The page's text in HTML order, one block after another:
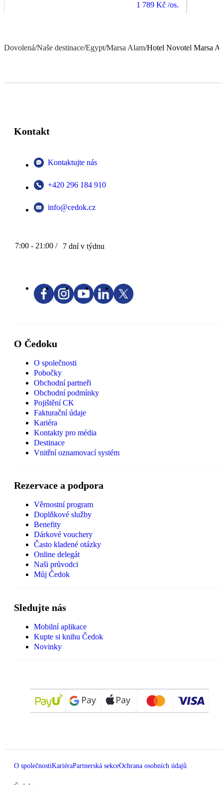
1 789 Kč /os.
Dovolená/Naše destinace/Egypt/Marsa Alam/Hotel Novotel Marsa
Kontakt
Kontaktujte nás
+420 296 184 910
info@cedok.cz
7:00 - 21:00 / 7 dní v týdnu
O Čedoku
O společnosti
Pobočky
Obchodní partneři
Obchodní podmínky
Pojištění CK
Fakturační údaje
Kariéra
Kontakty pro média
Destinace
Vnitřní oznamovací systém
Rezervace a podpora
Věrnostní program
Doplňkové služby
Benefity
Dárkové vouchery
Často kladené otázky
Online delegát
Naši průvodci
Můj Čedok
Sledujte nás
Mobilní aplikace
Kupte si knihu Čedok
Novinky
O společnostiKariéraPartnerská sekceOchrana osobních údajů